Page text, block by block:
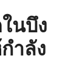
นบึง
ำลัง